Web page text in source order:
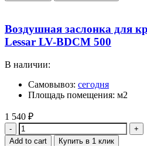
Воздушная заслонка для
Lessar LV-BDCM 500
В наличии:
Самовывоз: сегодня
Площадь помещения: м2
1 540 ₽
Quantity
Add to cart Купить в 1 клик